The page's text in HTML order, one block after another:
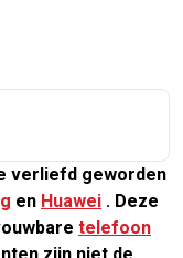
verliefd geworden
en Huawei . Deze
telefoon